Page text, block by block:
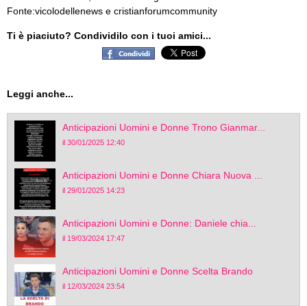
Fonte:vicolodellenews e cristianforumcommunity
Ti è piaciuto? Condividilo con i tuoi amici...
Leggi anche...
Anticipazioni Uomini e Donne Trono Gianmar...
il 30/01/2025 12:40
Anticipazioni Uomini e Donne Chiara Nuova ...
il 29/01/2025 14:23
Anticipazioni Uomini e Donne: Daniele chia...
il 19/03/2024 17:47
Anticipazioni Uomini e Donne Scelta Brando
il 12/03/2024 23:54